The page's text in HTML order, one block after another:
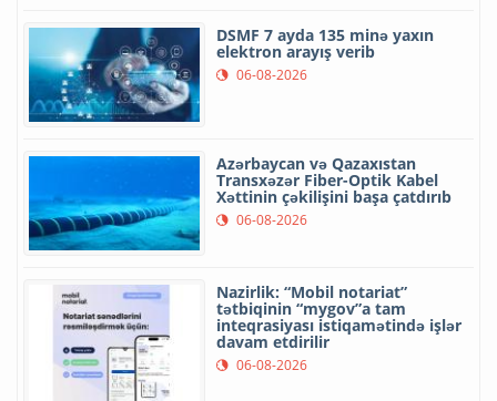
DSMF 7 ayda 135 minə yaxın
elektron arayış verib
06-08-2026
Azərbaycan və Qazaxıstan
Transxəzər Fiber-Optik Kabel
Xəttinin çəkilişini başa çatdırıb
06-08-2026
Nazirlik: “Mobil notariat”
tətbiqinin “mygov”a tam
inteqrasiyası istiqamətində işlər
davam etdirilir
06-08-2026